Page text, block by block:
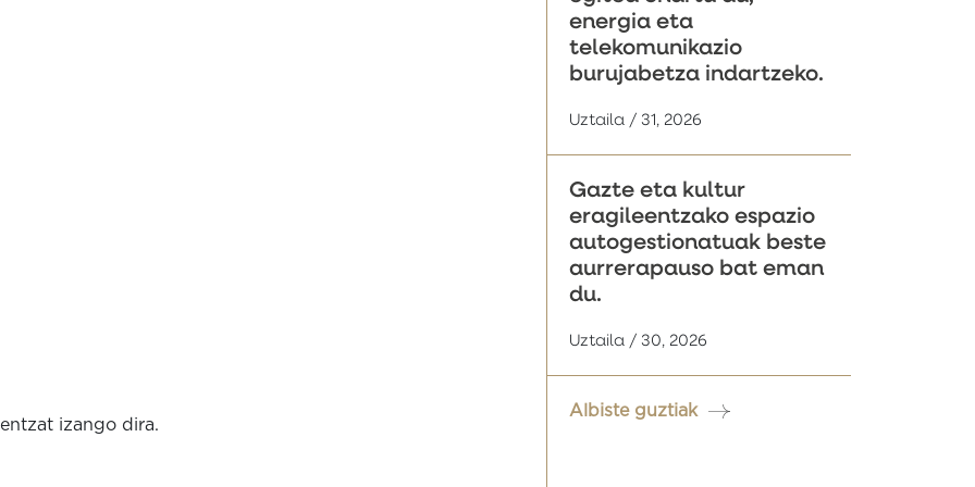
izango dira.
energia eta
telekomunikazio
burujabetza indartzeko.
Uztaila / 31, 2026
Gazte eta kultur
eragileentzako espazio
autogestionatuak beste
aurrerapauso bat eman
du.
Uztaila / 30, 2026
Albiste guztiak